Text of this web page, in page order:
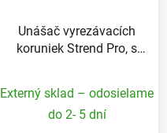
Unášač vyrezávacích
koruniek Strend Pro, s
Externý sklad – odosielame
do 2- 5 dní